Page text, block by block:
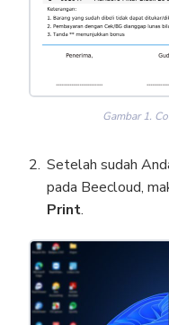
Gambar 1.
Setelah sudah
pada Beecloud,
Print.